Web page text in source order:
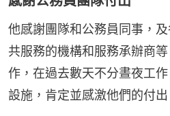
他感謝團隊和公務員同事，
共服務的機構和服務承辦商
作，在過去數天不分晝夜工
設施，肯定並感激他們的付出